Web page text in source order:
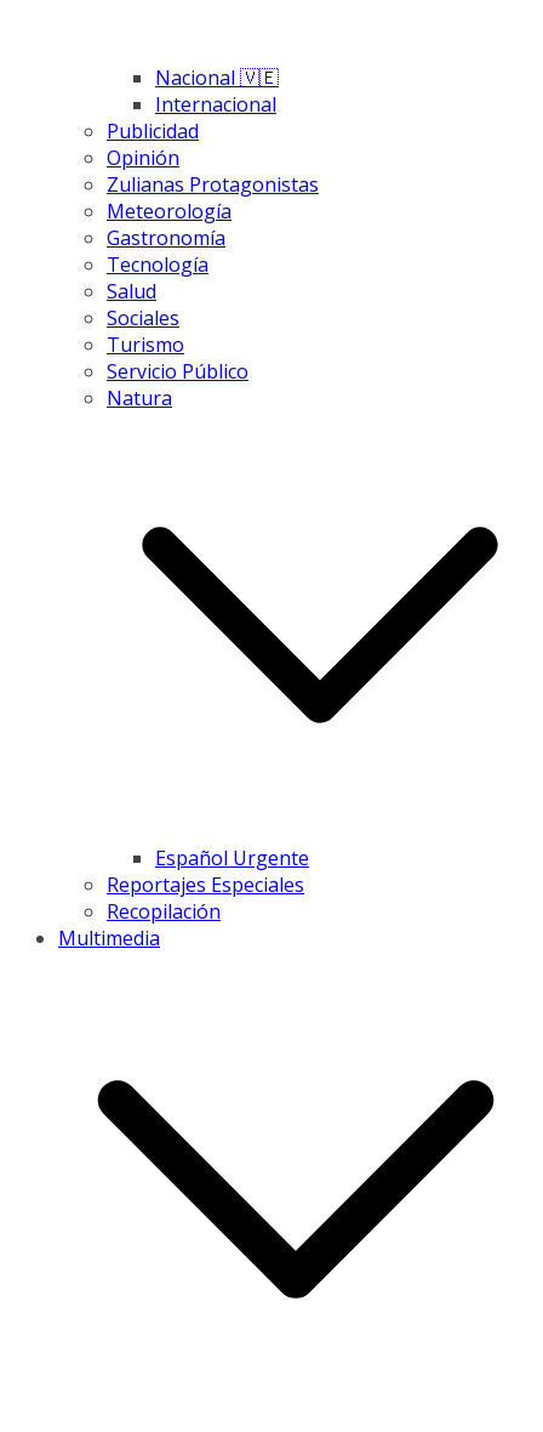
Nacional 🇻🇪
Internacional
Publicidad
Opinión
Zulianas Protagonistas
Meteorología
Gastronomía
Tecnología
Salud
Sociales
Turismo
Servicio Público
Natura
Español Urgente
Reportajes Especiales
Recopilación
Multimedia